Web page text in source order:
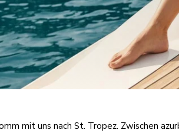
mit uns nach St. Tropez. Zwischen